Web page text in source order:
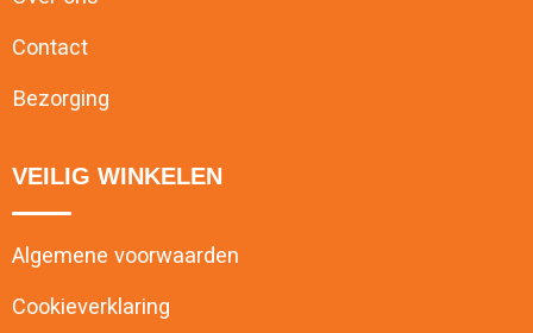
Contact
Bezorging
VEILIG WINKELEN
Algemene voorwaarden
Cookieverklaring